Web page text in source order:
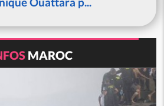
MAROC